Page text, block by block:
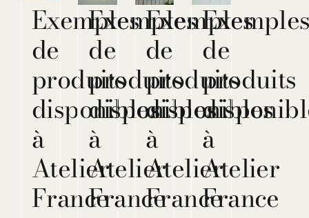
Exemples
de
produits
disponibles
à
Atelier
France
Exemples
de
produits
disponibles
à
Atelier
France
Exemples
de
produits
disponibles
à
Atelier
France
de
produits
à
Atelier
France